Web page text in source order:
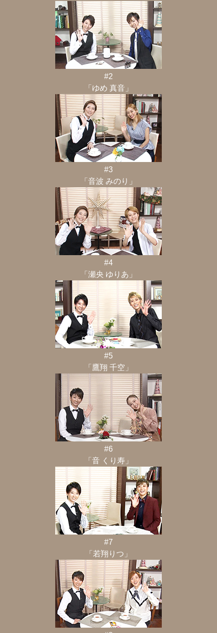
#2
「ゆめ 真音」
#3
「音波 みのり」
#4
「瀬央 ゆりあ」
#5
「鷹翔 千空」
#6
「音 くり寿」
#7
「若翔りつ」